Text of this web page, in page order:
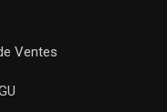
Ventes